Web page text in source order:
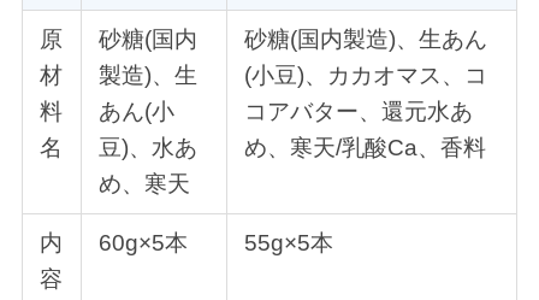
原
材
料
名
砂糖(国内
製造)、生
あん(小
豆)、水あ
め、寒天
砂糖(国内製造)、生あん
(小豆)、カカオマス、コ
コアバター、還元水あ
め、寒天/乳酸Ca、香料
内
容
60g×5本 55g×5本